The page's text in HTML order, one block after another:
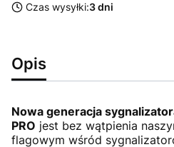
Czas wysyłki:3 dni
Opis
Nowa generacja
PRO jest bez wątpienia
flagowym wśród